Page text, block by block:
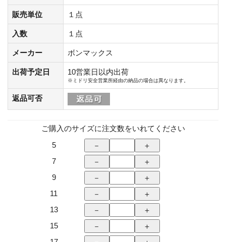
販売単位 １点
入数 １点
メーカー ボンマックス
出荷予定日 10営業日以内出荷
※ミドリ安全営業所経由の納品の場合は異なります。
返品可否
ご購入のサイズに注文数をいれてください
5
7
9
11
13
15